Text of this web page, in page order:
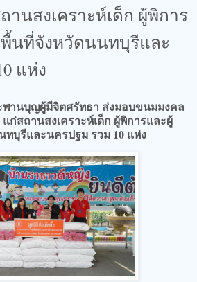
านสงเคราะห์เด็ก ผู้พิการ
นที่จังหวัดนนทบุรีและ
แห่ง
พานบุญผู้มีจิตศรัทธา ส่งมอบขนมมงคล
ก่สถานสงเคราะห์เด็ก ผู้พิการและผู้
ทบุรีและนครปฐม รวม 10 แห่ง